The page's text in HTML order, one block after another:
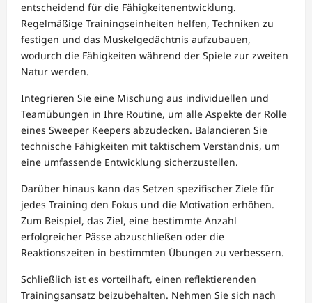
entscheidend für die Fähigkeitenentwicklung.
Regelmäßige Trainingseinheiten helfen, Techniken zu
festigen und das Muskelgedächtnis aufzubauen,
wodurch die Fähigkeiten während der Spiele zur zweiten
Natur werden.
Integrieren Sie eine Mischung aus individuellen und
Teamübungen in Ihre Routine, um alle Aspekte der Rolle
eines Sweeper Keepers abzudecken. Balancieren Sie
technische Fähigkeiten mit taktischem Verständnis, um
eine umfassende Entwicklung sicherzustellen.
Darüber hinaus kann das Setzen spezifischer Ziele für
jedes Training den Fokus und die Motivation erhöhen.
Zum Beispiel, das Ziel, eine bestimmte Anzahl
erfolgreicher Pässe abzuschließen oder die
Reaktionszeiten in bestimmten Übungen zu verbessern.
Schließlich ist es vorteilhaft, einen reflektierenden
Trainingsansatz beizubehalten. Nehmen Sie sich nach